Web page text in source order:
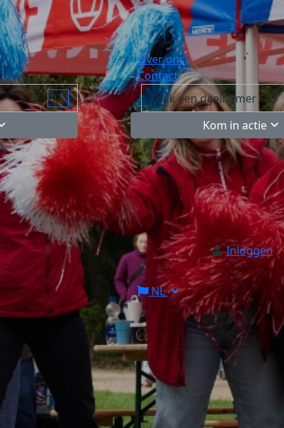
Over ons
Contact
Kom in actie
Inloggen
NL